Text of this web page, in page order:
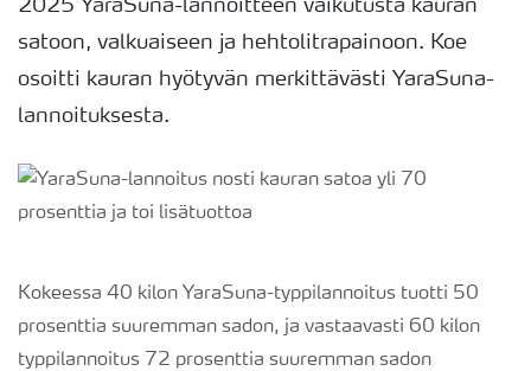
2025 YaraSuna-lannoitteen vaikutusta kauran
satoon, valkuaiseen ja hehtolitrapainoon. Koe
osoitti kauran hyötyvän merkittävästi YaraSuna-
lannoituksesta.
Kokeessa 40 kilon YaraSuna-typpilannoitus tuotti 50
prosenttia suuremman sadon, ja vastaavasti 60 kilon
typpilannoitus 72 prosenttia suuremman sadon